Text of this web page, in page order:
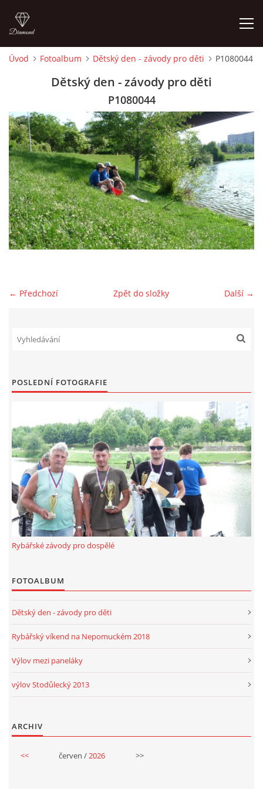
KONTAKT
ČLENSKÝ PŘÍSPĚVEK 2026
OTEVŘENO PRO VEŘEJNOST 2026 - 27
PRVNÍ POVOLENKA ZDARMA
Úvod Fotoalbum Dětský den - závody pro děti P1080044
Dětský den - závody pro děti
P1080044
← Předchozí Další →
Zpět do složky
POSLEDNÍ FOTOGRAFIE
Rybářské závody pro dospělé
FOTOALBUM
Dětský den - závody pro děti
Rybářský víkend na Nepomuckém 2018
Výlov mezi paneláky
výlov Stodůlecký 2013
ARCHIV
<< červen /2026 >>